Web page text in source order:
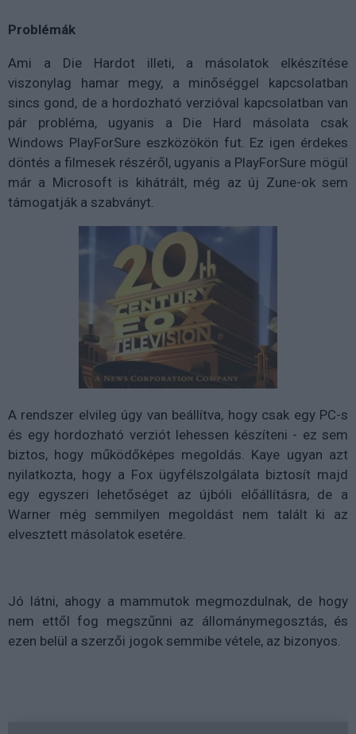
Problémák
Ami a Die Hardot illeti, a másolatok elkészítése
viszonylag hamar megy, a minőséggel kapcsolatban
sincs gond, de a hordozható verzióval kapcsolatban van
pár probléma, ugyanis a Die Hard másolata csak
Windows PlayForSure eszközökön fut. Ez igen érdekes
döntés a filmesek részéről, ugyanis a PlayForSure mögül
már a Microsoft is kihátrált, még az új Zune-ok sem
támogatják a szabványt.
A rendszer elvileg úgy van beállítva, hogy csak egy PC-s
és egy hordozható verziót lehessen készíteni - ez sem
biztos, hogy működőképes megoldás. Kaye ugyan azt
nyilatkozta, hogy a Fox ügyfélszolgálata biztosít majd
egy egyszeri lehetőséget az újbóli előállításra, de a
Warner még semmilyen megoldást nem talált ki az
elvesztett másolatok esetére.
Jó látni, ahogy a mammutok megmozdulnak, de hogy
nem ettől fog megszűnni az állománymegosztás, és
ezen belül a szerzői jogok semmibe vétele, az bizonyos.